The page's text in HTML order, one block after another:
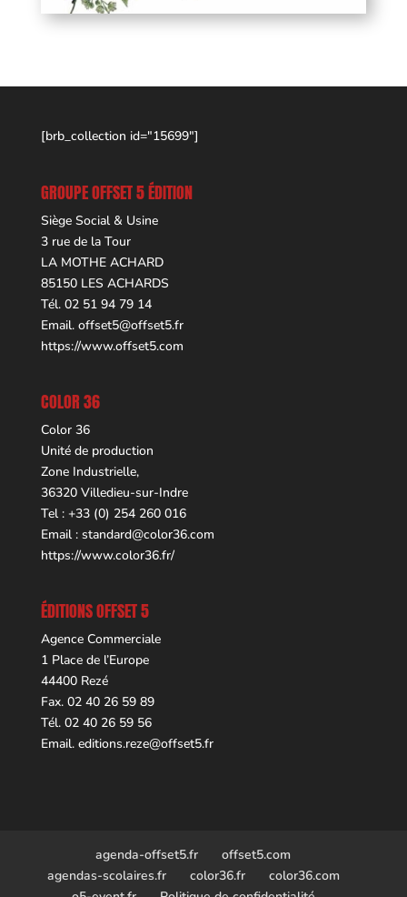
[brb_collection id="15699"]
GROUPE OFFSET 5 ÉDITION
Siège Social & Usine
3 rue de la Tour
LA MOTHE ACHARD
85150 LES ACHARDS
Tél. 02 51 94 79 14
Email. offset5@offset5.fr
https://www.offset5.com
COLOR 36
Color 36
Unité de production
Zone Industrielle,
36320 Villedieu-sur-Indre
Tel : +33 (0) 254 260 016
Email : standard@color36.com
https://www.color36.fr/
ÉDITIONS OFFSET 5
Agence Commerciale
1 Place de l’Europe
44400 Rezé
Fax. 02 40 26 59 89
Tél. 02 40 26 59 56
Email. editions.reze@offset5.fr
agenda-offset5.fr
offset5.com
agendas-scolaires.fr
color36.fr
color36.com